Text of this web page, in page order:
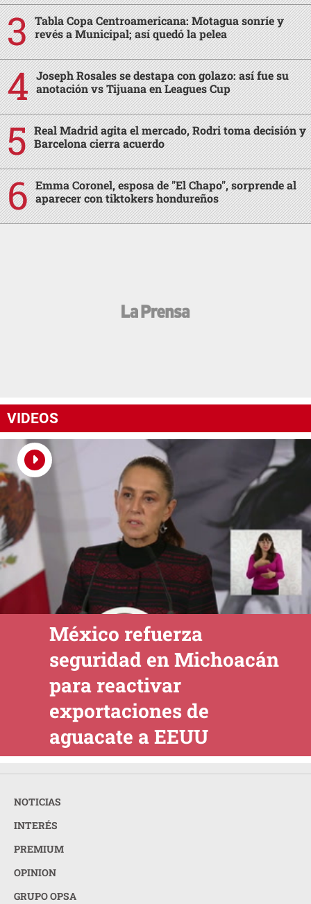
Tabla Copa Centroamericana: Motagua sonríe y
revés a Municipal; así quedó la pelea
Joseph Rosales se destapa con golazo: así fue su
anotación vs Tijuana en Leagues Cup
Real Madrid agita el mercado, Rodri toma decisión y
Barcelona cierra acuerdo
Emma Coronel, esposa de "El Chapo", sorprende al
aparecer con tiktokers hondureños
VIDEOS
México refuerza
seguridad en Michoacán
para reactivar
exportaciones de
aguacate a EEUU
NOTICIAS
INTERÉS
PREMIUM
OPINION
GRUPO OPSA